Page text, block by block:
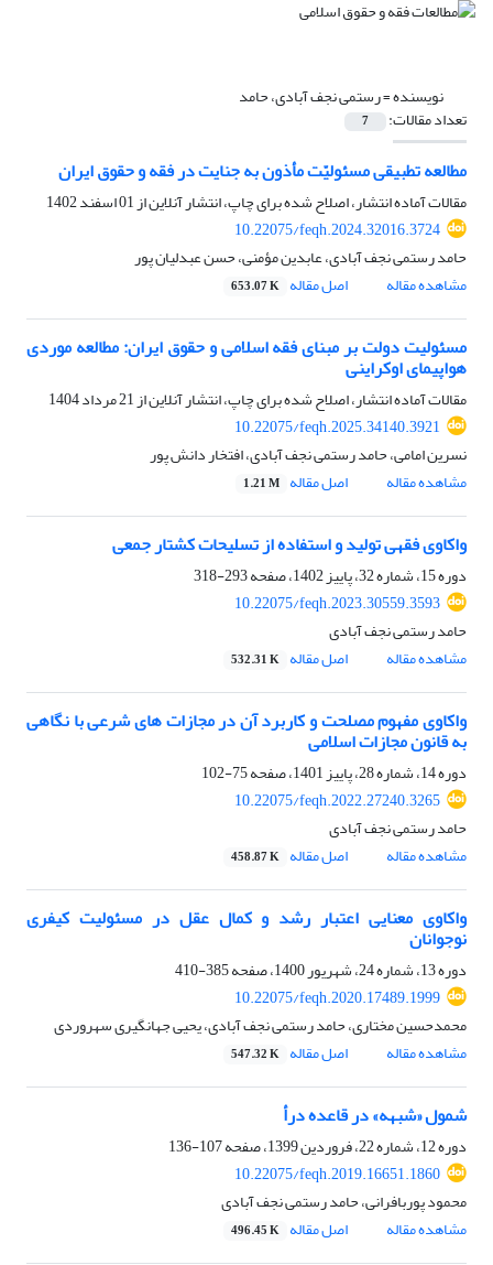
نویسنده =رستمی نجف آبادی، حامد
تعداد مقالات: 7
مطالعه تطبیقی مسئولیّت مأذون به جنایت در فقه و حقوق ایران
مقالات آماده انتشار، اصلاح شده برای چاپ، انتشار آنلاین از01 اسفند 1402
10.22075/feqh.2024.32016.3724
حامد رستمی نجف آبادی، عابدین مؤمنی، حسن عبدلیان پور
مشاهده مقاله
اصل مقاله 653.07 K
مسئولیت دولت بر مبنای فقه اسلامی و حقوق ایران: مطالعه موردی
هواپیمای اوکراینی
مقالات آماده انتشار، اصلاح شده برای چاپ، انتشار آنلاین از21 مرداد 1404
10.22075/feqh.2025.34140.3921
نسرین امامی، حامد رستمی نجف آبادی، افتخار دانش پور
مشاهده مقاله
اصل مقاله 1.21 M
واکاوی فقهی تولید و استفاده از تسلیحات کشتار جمعی
دوره 15، شماره 32، پاییز 1402، صفحه
293-318
10.22075/feqh.2023.30559.3593
حامد رستمی نجف آبادی
مشاهده مقاله
اصل مقاله 532.31 K
واکاوی مفهوم مصلحت و کاربرد آن در مجازات های شرعی با نگاهی
به قانون مجازات اسلامی
دوره 14، شماره 28، پاییز 1401، صفحه
75-102
10.22075/feqh.2022.27240.3265
حامد رستمی نجف آبادی
مشاهده مقاله
اصل مقاله 458.87 K
واکاوی معنایی اعتبار رشد و کمال‌ عقل در مسئولیت کیفری
نوجوانان
دوره 13، شماره 24، شهریور 1400، صفحه
385-410
10.22075/feqh.2020.17489.1999
محمدحسین مختاری، حامد رستمی نجف آبادی، یحیی جهانگیری سهروردی
مشاهده مقاله
اصل مقاله 547.32 K
شمول «شبهه» در قاعده درأ
دوره 12، شماره 22، فروردین 1399، صفحه
107-136
10.22075/feqh.2019.16651.1860
محمود پوربافرانی، حامد رستمی نجف آبادی
مشاهده مقاله
اصل مقاله 496.45 K